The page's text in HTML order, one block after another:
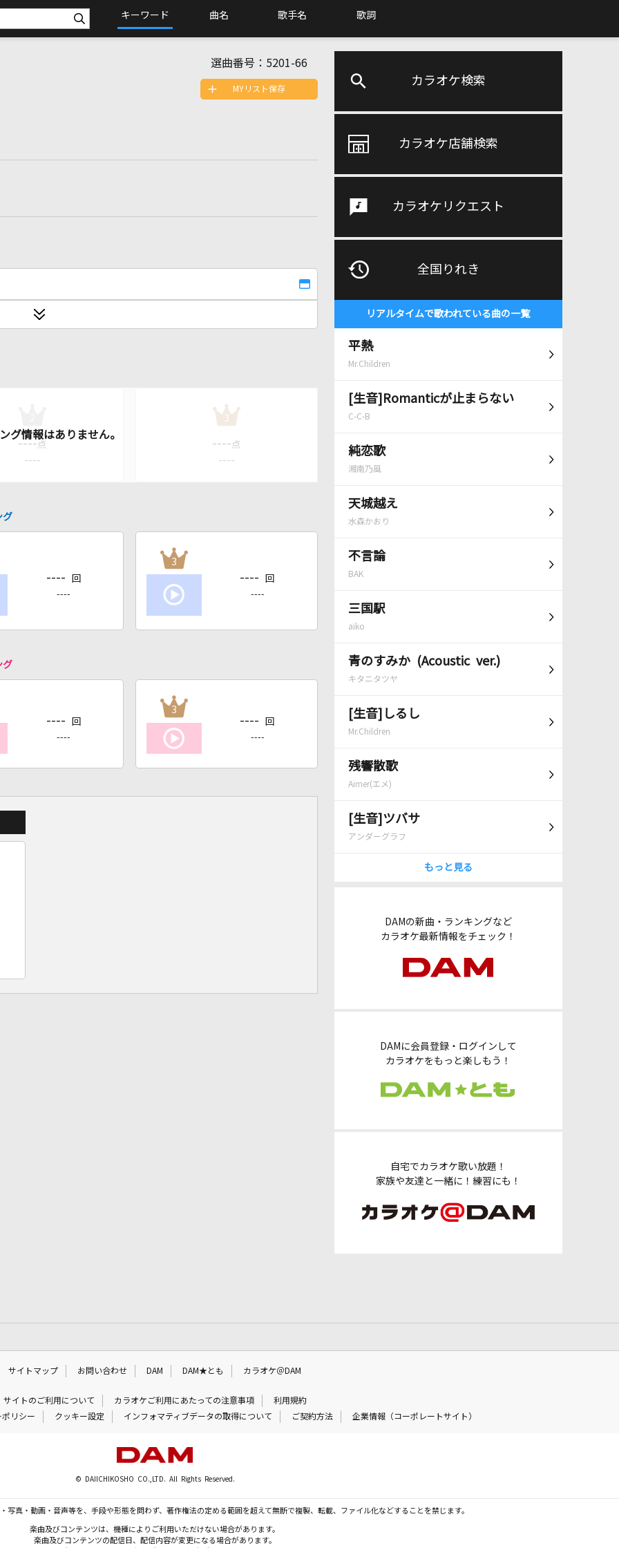
キーワード 曲名 歌手名 歌詞
カラオケ検索
カラオケ店舗検索
カラオケリクエスト
全国りれき
リアルタイムで歌われている曲の一覧
平熱
Mr.Children
[生音]Romanticが止まらない
C-C-B
純恋歌
湘南乃風
天城越え
水森かおり
不言論
BAK
三国駅
aiko
青のすみか (Acoustic ver.)
キタニタツヤ
[生音]しるし
Mr.Children
残響散歌
Aimer(エメ)
[生音]ツバサ
アンダーグラフ
もっと見る
DAMの新曲・ランキングなど
カラオケ最新情報をチェック！
DAMに会員登録・ログインして
カラオケをもっと楽しもう！
自宅でカラオケ歌い放題！
家族や友達と一緒に！練習にも！
選曲番号： 5201-66
MYリスト保存
---- 点
----
3
---- 点
----
グ
---- 回
----
3
---- 回
----
グ
---- 回
----
3
---- 回
----
サイトマップ お問い合わせ DAM DAM★とも カラオケ＠DAM
サイトのご利用について カラオケご利用にあたっての注意事項
利用規約
リシー
クッキー設定 インフォマティブデータの取得について ご契約方法 企業情報（コーポレートサイト）
© DAIICHIKOSHO CO.,LTD. All Rights Reserved.
写真・動画・音声等を、手段や形態を問わず、著作権法の定める範囲を超えて無断で複製、転載、ファイル化などすることを禁じます。
楽曲及びコンテンツは、機種によりご利用いただけない場合があります。
楽曲及びコンテンツの配信日、配信内容が変更になる場合があります。